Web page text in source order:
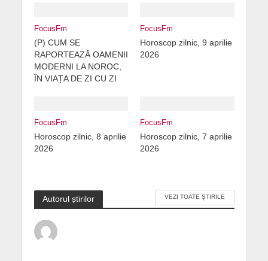
FocusFm
(P) CUM SE
RAPORTEAZĂ OAMENII
MODERNI LA NOROC,
ÎN VIAȚA DE ZI CU ZI
FocusFm
Horoscop zilnic, 9 aprilie
2026
FocusFm
Horoscop zilnic, 8 aprilie
2026
FocusFm
Horoscop zilnic, 7 aprilie
2026
Autorul știrilor VEZI TOATE ȘTIRILE